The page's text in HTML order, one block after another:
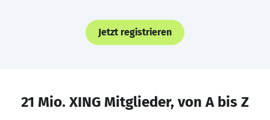
Jetzt registrieren
21 Mio. XING Mitglieder, von A bis Z